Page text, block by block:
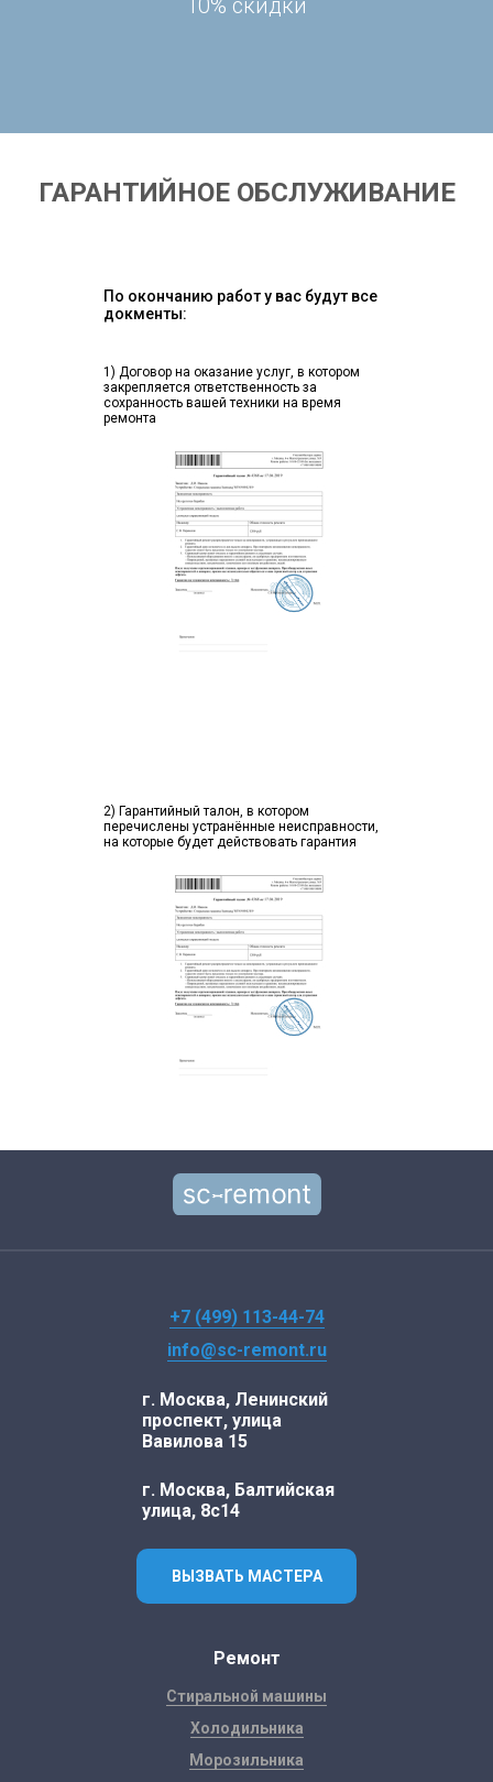
10% скидки
ГАРАНТИЙНОЕ ОБСЛУЖИВАНИЕ
По окончанию работ у вас будут все
докменты:
1) Договор на оказание услуг, в котором
закрепляется ответственность за
сохранность вашей техники на время
ремонта
2) Гарантийный талон, в котором
перечислены устранённые неисправности,
на которые будет действовать гарантия
+7 (499) 113-44-74
info@sc-remont.ru
г. Москва, Ленинский
проспект, улица
Вавилова 15
г. Москва, Балтийская
улица, 8с14
ВЫЗВАТЬ МАСТЕРА
Ремонт
Стиральной машины
Холодильника
Морозильника